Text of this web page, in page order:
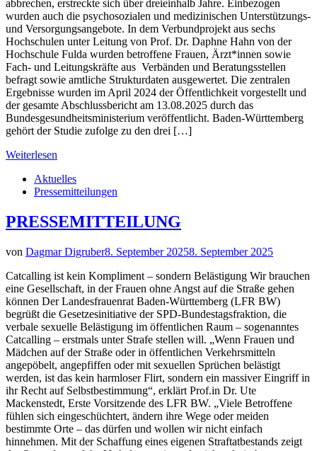
abbrechen, erstreckte sich über dreieinhalb Jahre. Einbezogen
wurden auch die psychosozialen und medizinischen Unterstützungs-
und Versorgungsangebote. In dem Verbundprojekt aus sechs
Hochschulen unter Leitung von Prof. Dr. Daphne Hahn von der
Hochschule Fulda wurden betroffene Frauen, Ärzt*innen sowie
Fach- und Leitungskräfte aus Verbänden und Beratungsstellen
befragt sowie amtliche Strukturdaten ausgewertet. Die zentralen
Ergebnisse wurden im April 2024 der Öffentlichkeit vorgestellt und
der gesamte Abschlussbericht am 13.08.2025 durch das
Bundesgesundheitsministerium veröffentlicht. Baden-Württemberg
gehört der Studie zufolge zu den drei […]
Weiterlesen
Aktuelles
Pressemitteilungen
PRESSEMITTEILUNG
von Dagmar Digruber8. September 20258. September 2025
Catcalling ist kein Kompliment – sondern Belästigung Wir brauchen
eine Gesellschaft, in der Frauen ohne Angst auf die Straße gehen
können Der Landesfrauenrat Baden-Württemberg (LFR BW)
begrüßt die Gesetzesinitiative der SPD-Bundestagsfraktion, die
verbale sexuelle Belästigung im öffentlichen Raum – sogenanntes
Catcalling – erstmals unter Strafe stellen will. „Wenn Frauen und
Mädchen auf der Straße oder in öffentlichen Verkehrsmitteln
angepöbelt, angepfiffen oder mit sexuellen Sprüchen belästigt
werden, ist das kein harmloser Flirt, sondern ein massiver Eingriff in
ihr Recht auf Selbstbestimmung“, erklärt Prof.in Dr. Ute
Mackenstedt, Erste Vorsitzende des LFR BW. „Viele Betroffene
fühlen sich eingeschüchtert, ändern ihre Wege oder meiden
bestimmte Orte – das dürfen und wollen wir nicht einfach
hinnehmen. Mit der Schaffung eines eigenen Straftatbestands zeigt